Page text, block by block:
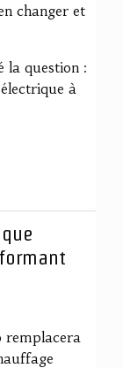
changer et
la question :
à
remplacera